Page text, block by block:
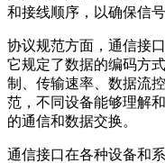
和接线顺序，以确保信
协议规范方面，通信接
它规定了数据的编码方
制、传输速率、数据流
范，不同设备能够理解
的通信和数据交换。
通信接口在各种设备和